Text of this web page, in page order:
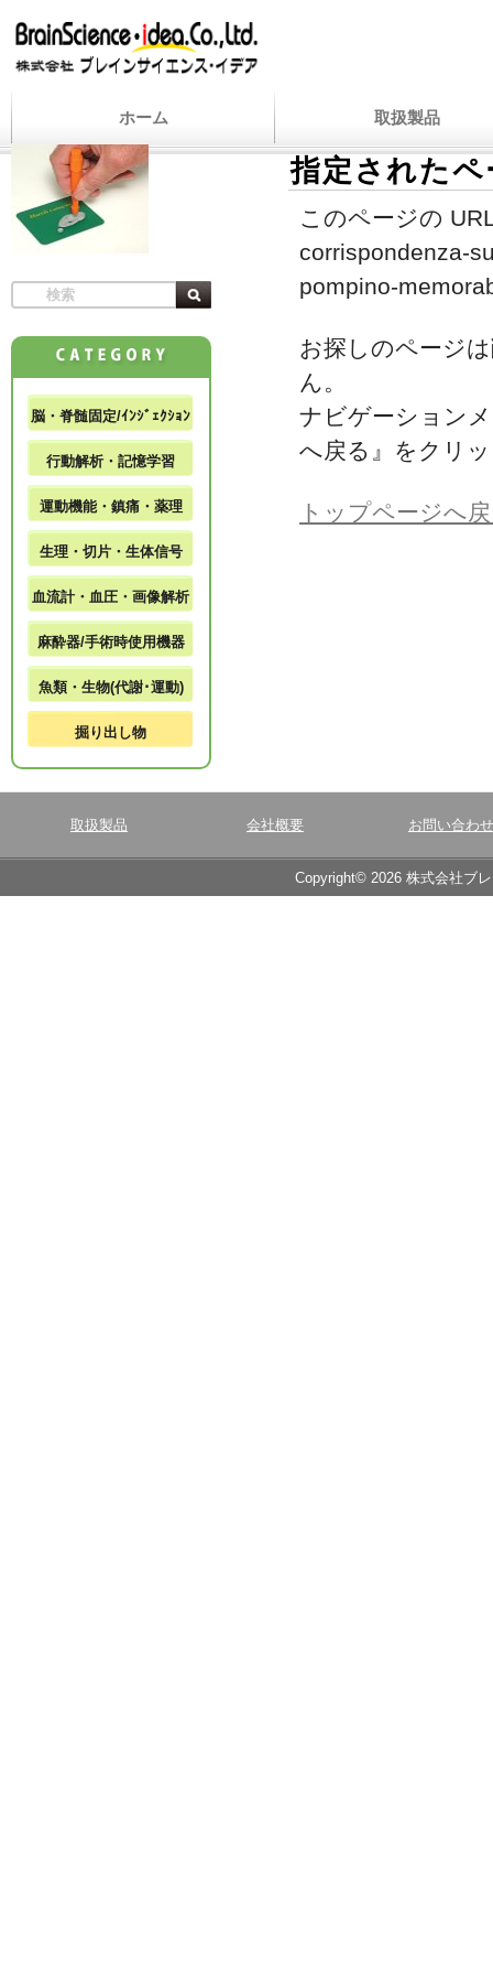
ホーム 取扱製品
指定された
このページの
corrispondenza-
pompino-
お探しのページ
ん。
ナビゲーション
へ戻る』をクリ
トップページへ
脳・脊髄固定/ｲﾝｼﾞｪｸｼｮﾝ
行動解析・記憶学習
運動機能・鎮痛・薬理
生理・切片・生体信号
血流計・血圧・画像解析
麻酔器/手術時使用機器
魚類・生物(代謝･運動)
掘り出し物
取扱製品 会社概要 お問い合わせ
Copyright© 2026 株式会社ブ